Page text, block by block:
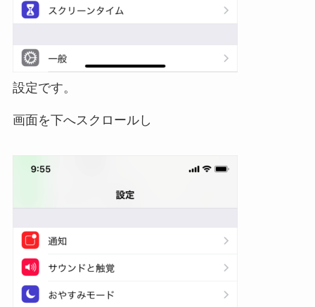
設定です。
画面を下へスクロールし